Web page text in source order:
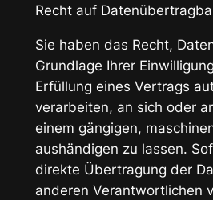
Recht auf
Sie haben das Recht,
Grundlage Ihrer
Erfüllung eines Vertrags
verarbeiten, an sich oder
einem gängigen,
aushändigen zu lassen.
direkte Übertragung der
anderen Verantwortlichen